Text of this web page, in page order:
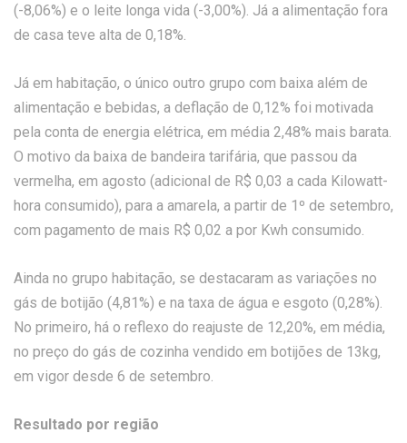
(-8,06%) e o leite longa vida (-3,00%). Já a alimentação fora
de casa teve alta de 0,18%.
Já em habitação, o único outro grupo com baixa além de
alimentação e bebidas, a deflação de 0,12% foi motivada
pela conta de energia elétrica, em média 2,48% mais barata.
O motivo da baixa de bandeira tarifária, que passou da
vermelha, em agosto (adicional de R$ 0,03 a cada Kilowatt-
hora consumido), para a amarela, a partir de 1º de setembro,
com pagamento de mais R$ 0,02 a por Kwh consumido.
Ainda no grupo habitação, se destacaram as variações no
gás de botijão (4,81%) e na taxa de água e esgoto (0,28%).
No primeiro, há o reflexo do reajuste de 12,20%, em média,
no preço do gás de cozinha vendido em botijões de 13kg,
em vigor desde 6 de setembro.
Resultado por região